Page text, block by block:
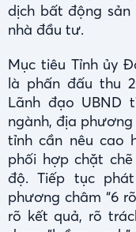
dịch bất động
nhà đầu tư.
Mục tiêu Tỉnh ủy
là phấn đấu thu
Lãnh đạo UBND
ngành, địa
tỉnh cần nêu cao
phối hợp chặt
độ. Tiếp tục
phương châm “6
rõ kết quả, rõ